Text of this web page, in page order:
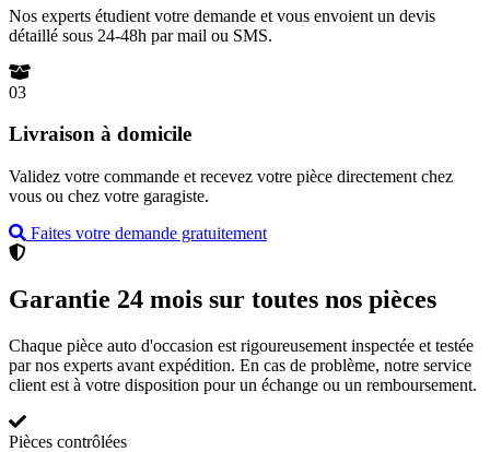
Nos experts étudient votre demande et vous envoient un devis
détaillé sous 24-48h par mail ou SMS.
03
Livraison à domicile
Validez votre commande et recevez votre pièce directement chez
vous ou chez votre garagiste.
Faites votre demande gratuitement
Garantie 24 mois sur toutes nos pièces
Chaque pièce auto d'occasion est rigoureusement inspectée et testée
par nos experts avant expédition. En cas de problème, notre service
client est à votre disposition pour un échange ou un remboursement.
Pièces contrôlées